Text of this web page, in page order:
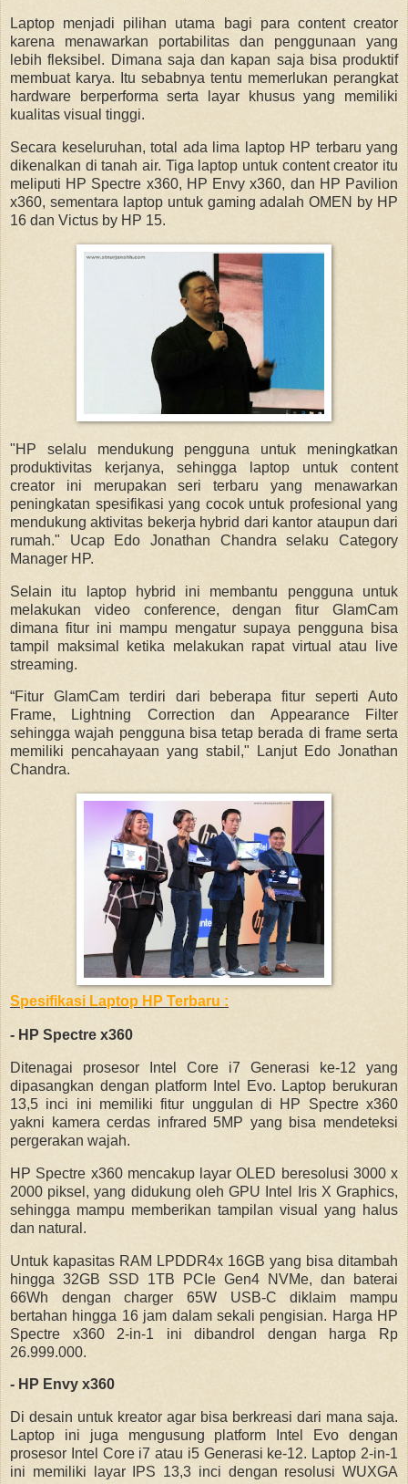
Laptop menjadi pilihan utama bagi para content creator
karena menawarkan portabilitas dan penggunaan yang
lebih fleksibel. Dimana saja dan kapan saja bisa produktif
membuat karya. Itu sebabnya tentu memerlukan perangkat
hardware berperforma serta layar khusus yang memiliki
kualitas visual tinggi.
Secara keseluruhan, total ada lima laptop HP terbaru yang
dikenalkan di tanah air. Tiga laptop untuk content creator itu
meliputi HP Spectre x360, HP Envy x360, dan HP Pavilion
x360, sementara laptop untuk gaming adalah OMEN by HP
16 dan Victus by HP 15.
"HP selalu mendukung pengguna untuk meningkatkan
produktivitas kerjanya, sehingga laptop untuk content
creator ini merupakan seri terbaru yang menawarkan
peningkatan spesifikasi yang cocok untuk profesional yang
mendukung aktivitas bekerja hybrid dari kantor ataupun dari
rumah." Ucap Edo Jonathan Chandra selaku Category
Manager HP.
Selain itu laptop hybrid ini membantu pengguna untuk
melakukan video conference, dengan fitur GlamCam
dimana fitur ini mampu mengatur supaya pengguna bisa
tampil maksimal ketika melakukan rapat virtual atau live
streaming.
“Fitur GlamCam terdiri dari beberapa fitur seperti Auto
Frame, Lightning Correction dan Appearance Filter
sehingga wajah pengguna bisa tetap berada di frame serta
memiliki pencahayaan yang stabil," Lanjut Edo Jonathan
Chandra.
Spesifikasi Laptop HP Terbaru :
- HP Spectre x360
Ditenagai prosesor Intel Core i7 Generasi ke-12 yang
dipasangkan dengan platform Intel Evo. Laptop berukuran
13,5 inci ini memiliki fitur unggulan di HP Spectre x360
yakni kamera cerdas infrared 5MP yang bisa mendeteksi
pergerakan wajah.
HP Spectre x360 mencakup layar OLED beresolusi 3000 x
2000 piksel, yang didukung oleh GPU Intel Iris X Graphics,
sehingga mampu memberikan tampilan visual yang halus
dan natural.
Untuk kapasitas RAM LPDDR4x 16GB yang bisa ditambah
hingga 32GB SSD 1TB PCIe Gen4 NVMe, dan baterai
66Wh dengan charger 65W USB-C diklaim mampu
bertahan hingga 16 jam dalam sekali pengisian. Harga HP
Spectre x360 2-in-1 ini dibandrol dengan harga Rp
26.999.000.
- HP Envy x360
Di desain untuk kreator agar bisa berkreasi dari mana saja.
Laptop ini juga mengusung platform Intel Evo dengan
prosesor Intel Core i7 atau i5 Generasi ke-12. Laptop 2-in-1
ini memiliki layar IPS 13,3 inci dengan resolusi WUXGA